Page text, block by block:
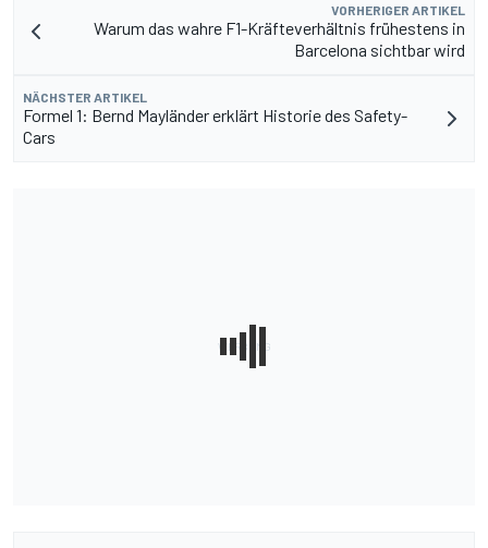
VORHERIGER ARTIKEL
Warum das wahre F1-Kräfteverhältnis frühestens in
Barcelona sichtbar wird
NÄCHSTER ARTIKEL
Formel 1: Bernd Mayländer erklärt Historie des Safety-
Cars